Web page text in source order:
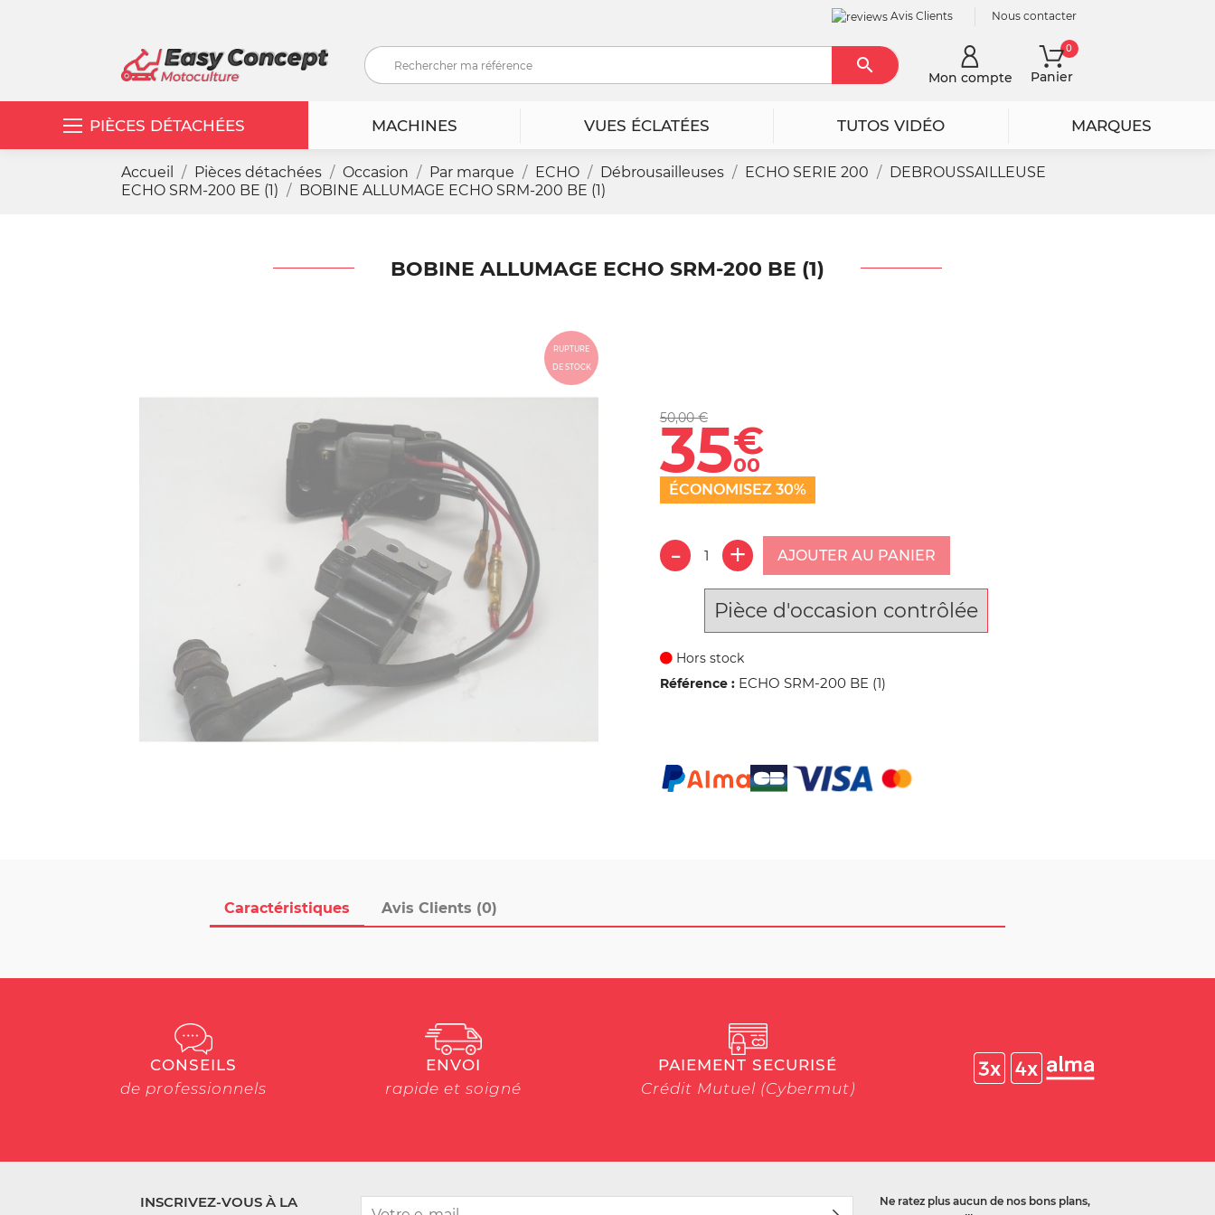
Avis Clients Nous contacter
RechercherMon compte Panier
0
PIÈCES DÉTACHÉES MACHINES VUES ÉCLATÉES TUTOS VIDÉO MARQUES
Accueil Pièces détachées Occasion Par marque ECHO Débrousailleuses ECHO SERIE 200
DEBROUSSAILLEUSE
ECHO SRM-200 BE (1)
BOBINE ALLUMAGE ECHO SRM-200 BE (1)
BOBINE ALLUMAGE ECHO SRM-200 BE (1)
RUPTURE
DE STOCK
Caractéristiques Avis Clients (0)
50,00 €
35€
00
ÉCONOMISEZ 30%
AJOUTER AU PANIER
Pièce d'occasion contrôlée
Hors stock
Référence : ECHO SRM-200 BE (1)
CONSEILS
de professionnels
ENVOI
rapide et soigné
PAIEMENT SECURISÉ
Crédit Mutuel (Cybermut)
INSCRIVEZ-VOUS À LA
Ne ratez plus aucun de nos bons plans,